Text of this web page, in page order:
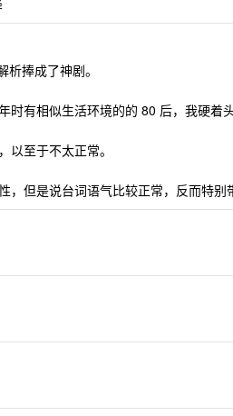
捧成了神剧。
时有相似生活环境的的 80 后，我硬着
至于不太正常。
但是说台词语气比较正常，反而特别